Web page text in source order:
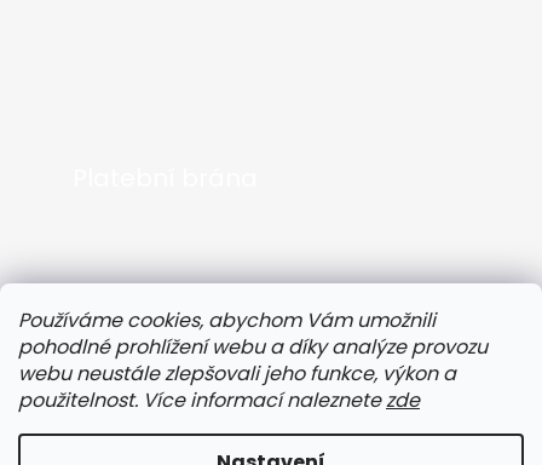
Používáme cookies, abychom Vám umožnili
pohodlné prohlížení webu a díky analýze provozu
webu neustále zlepšovali jeho funkce, výkon a
použitelnost. Více informací naleznetezde